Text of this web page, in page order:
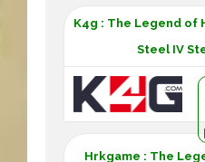
K4g : The Legend of
Steel IV
Hrkgame : The